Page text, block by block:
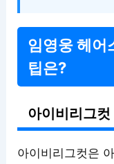
임영웅 헤어
팁은?
아이비리그
아이비리그컷은